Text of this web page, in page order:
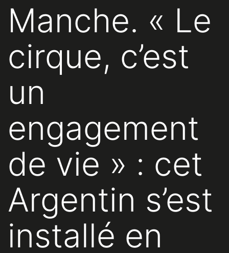
Manche. « Le
cirque, c’est
un
engagement
de vie » : cet
Argentin s’est
installé en